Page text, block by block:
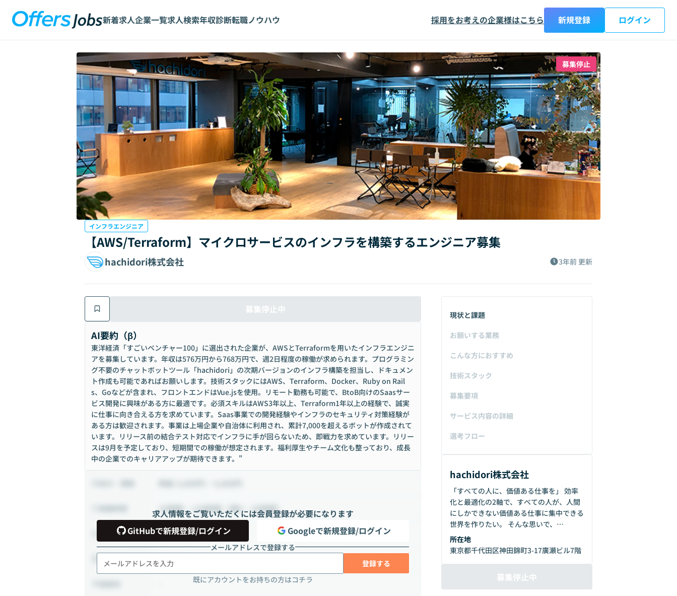
新着求人企業一覧求人検索年収診断転職ノウハウ 採用をお考えの企業様はこちら 新規登録 ログイン
募集停止
インフラエンジニア
【AWS/Terraform】マイクロサービスのインフラを構築するエンジニア募集
hachidori株式会社 3年前 更新
募集停止中
AI要約（β）
東洋経済「すごいベンチャー100」に選出された企業が、AWSとTerraformを用いたインフラエンジニ
アを募集しています。年収は576万円から768万円で、週2日程度の稼働が求められます。プログラミン
グ不要のチャットボットツール「hachidori」の次期バージョンのインフラ構築を担当し、ドキュメン
ト作成も可能であればお願いします。技術スタックにはAWS、Terraform、Docker、Ruby on Rail
s、Goなどが含まれ、フロントエンドはVue.jsを使用。リモート勤務も可能で、BtoB向けのSaasサー
ビス開発に興味がある方に最適です。必須スキルはAWS3年以上、Terraform1年以上の経験で、誠実
に仕事に向き合える方を求めています。Saas事業での開発経験やインフラのセキュリティ対策経験が
ある方は歓迎されます。事業は上場企業や自治体に利用され、累計7,000を超えるボットが作成されて
います。リリース前の結合テスト対応でインフラに手が回らないため、即戦力を求めています。リリー
スは9月を予定しており、短期間での稼働が想定されます。福利厚生やチーム文化も整っており、成長
中の企業でのキャリアアップが期待できます。"
求人情報をご覧いただくには会員登録が必要になります
GitHubで新規登録/ログイン
Googleで新規登録/ログイン
メールアドレスで登録する
登録する
既にアカウントをお持ちの方はコチラ
32時間 ~ 128時間（週8 ~ 32時間）
雇用形態 業務委託
出社頻度 フルリモート
現状と課題
お願いする業務
こんな方におすすめ
技術スタック
募集要項
サービス内容の詳細
選考フロー
hachidori株式会社
「すべての人に、価値ある仕事を」 効率
化と最適化の2軸で、すべての人が、人間
にしかできない価値ある仕事に集中できる
世界を作りたい。 そんな思いで、
hachidoriはサービスを提供しています。
- hachidori株式会社 note
https://note.com/hachidoriinc -
https://prtimes.jp/main/html/searchrlp
/company_id/19280
所在地
東京都千代田区神田錦町3-17廣瀬ビル7階
募集停止中